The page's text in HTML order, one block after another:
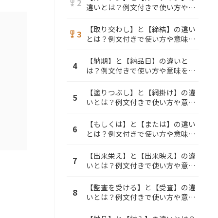
military_tech 2 違いとは？例文付きで使い方や意
military_tech 3
【取り交わし】と【締結】の違い
とは？例文付きで使い方や意味を
4
【納期】と【納品日】の違いと
は？例文付きで使い方や意味をわ
5
【塗りつぶし】と【網掛け】の違
いとは？例文付きで使い方や意味
6
【もしくは】と【または】の違い
とは？例文付きで使い方や意味を
7
【出来栄え】と【出来映え】の違
いとは？例文付きで使い方や意味
8
【監査を受ける】と【受査】の違
いとは？例文付きで使い方や意味